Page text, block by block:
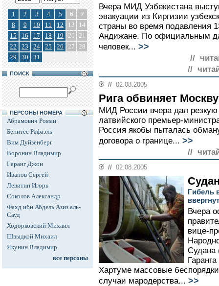
1 2 3 4 5 6
7
8
9 10 11 12 13
14
15
16 17 18 19 20 21
22
23 24 25 26 27 28
29
30 31
ПОИСК
ПЕРСОНЫ НОМЕРА
Абрамович Роман
Бенитес Рафаэль
Вим Дуйзенберг
Воронин Владимир
Гаранг Джон
Иванов Сергей
Левитин Игорь
Соколов Александр
Фахд ибн Абдель Азиз аль-
Сауд
Ходорковский Михаил
Швыдкой Михаил
Якунин Владимир
все персоны
Вчера МИД Узбекистана
эвакуации из Киргизии
страны во время подавления
Андижане. По официальным
человек... >>
//
//
// 02.08.2005
Рига обвиняет
МИД России вчера дал
латвийского премьер-
Россия якобы пыталась
договора о границе... >>
//
// 02.08.2005
Гибель
Вчера
вице-
Судана
Хартуме массовые
случаи мародерства... >>